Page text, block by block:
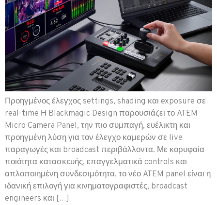
Προηγμένος έλεγχος settings, shading και exposure σε
real-time Η Blackmagic Design παρουσιάζει το ATEM
Micro Camera Panel, την πιο συμπαγή, ευέλικτη και
προηγμένη λύση για τον έλεγχο καμερών σε live
παραγωγές και broadcast περιβάλλοντα. Με κορυφαία
ποιότητα κατασκευής, επαγγελματικά controls και
απλοποιημένη συνδεσιμότητα, το νέο ATEM panel είναι η
ιδανική επιλογή για κινηματογραφιστές, broadcast
engineers και […]